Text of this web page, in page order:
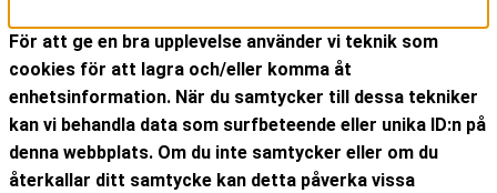
För att ge en bra upplevelse använder vi teknik som
cookies för att lagra och/eller komma åt
enhetsinformation. När du samtycker till dessa tekniker
kan vi behandla data som surfbeteende eller unika ID:n på
denna webbplats. Om du inte samtycker eller om du
återkallar ditt samtycke kan detta påverka vissa